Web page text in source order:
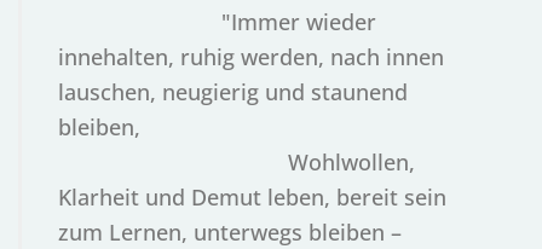
"Immer wieder
innehalten, ruhig werden, nach innen
lauschen, neugierig und staunend
bleiben,
Wohlwollen,
Klarheit und Demut leben, bereit sein
zum Lernen, unterwegs bleiben –